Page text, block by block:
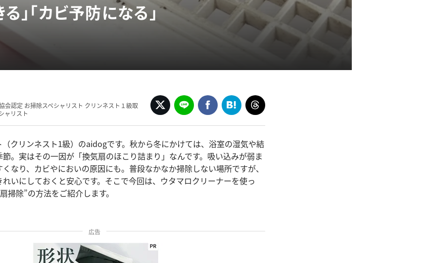
」「カビ予防になる」
会認定 お掃除スペシャリスト クリンネスト１級取
ャリスト
クリンネスト1級）のaidogです。秋から冬にかけては、浴室の湿気や結
。実はその一因が「換気扇のほこり詰まり」なんです。吸い込みが弱ま
なり、カビやにおいの原因にも。普段なかなか掃除しない場所ですが、
いにしておくと安心です。そこで今回は、ウタマロクリーナーを使っ
掃除”の方法をご紹介します。
広告